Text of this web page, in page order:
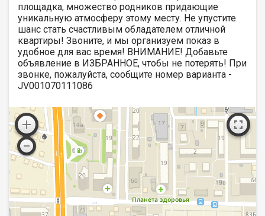
площадка, множество родников придающие
уникальную атмосферу этому месту. Не упустите
шанс стать счастливым обладателем отличной
квартиры! Звоните, и мы организуем показ в
удобное для вас время! ВНИМАНИЕ! Добавьте
объявление в ИЗБРАННОЕ, чтобы не потерять! При
звонке, пожалуйста, сообщите номер варианта -
JV001070111086